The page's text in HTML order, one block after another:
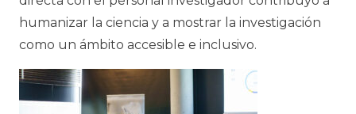
humanizar la ciencia y a mostrar la investigación
como un ámbito accesible e inclusivo.